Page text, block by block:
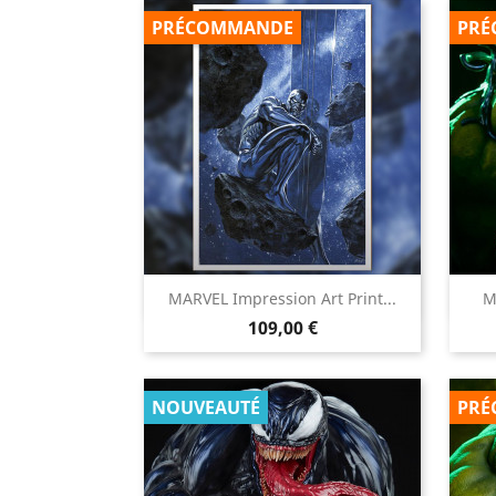
MARVEL Impression Art Print...
Prix
109,00 €
PRÉCOMMANDE
Aperçu rapide
NOUVEAUTÉ